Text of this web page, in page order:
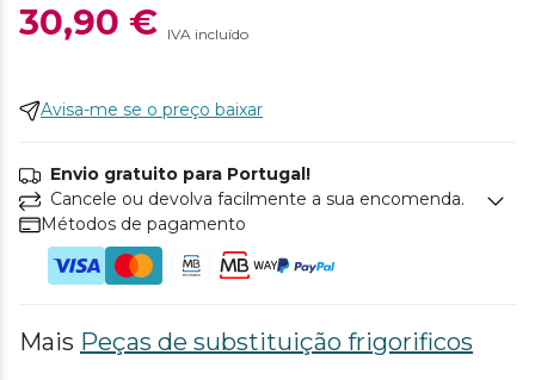
30,90 € IVA incluído
Avisa-me se o preço baixar
Envio gratuito para Portugal!
Cancele ou devolva facilmente a sua encomenda.
Métodos de pagamento
Mais Peças de substituição frigorificos